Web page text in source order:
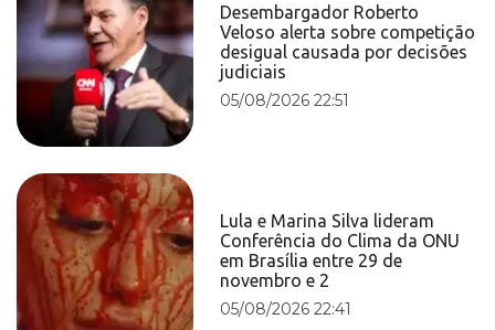
Desembargador Roberto
Veloso alerta sobre competição
desigual causada por decisões
judiciais
05/08/2026 22:51
Lula e Marina Silva lideram
Conferência do Clima da ONU
em Brasília entre 29 de
novembro e 2
05/08/2026 22:41